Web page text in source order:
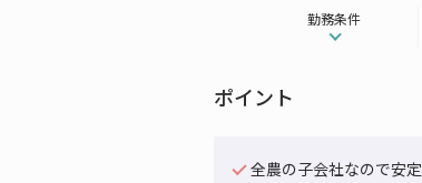
勤務条件
ポイント
全農の子会社なので安定